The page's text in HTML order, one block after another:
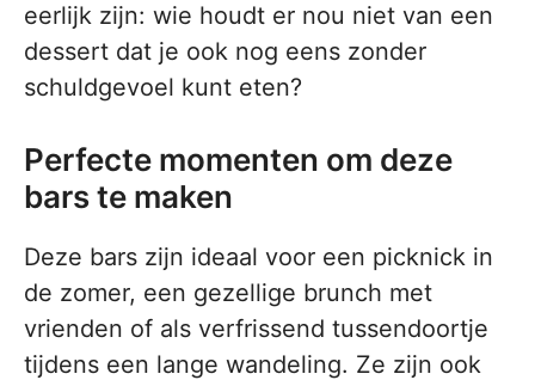
eerlijk zijn: wie houdt er nou niet van een
dessert dat je ook nog eens zonder
schuldgevoel kunt eten?
Perfecte momenten om deze
bars te maken
Deze bars zijn ideaal voor een picknick in
de zomer, een gezellige brunch met
vrienden of als verfrissend tussendoortje
tijdens een lange wandeling. Ze zijn ook